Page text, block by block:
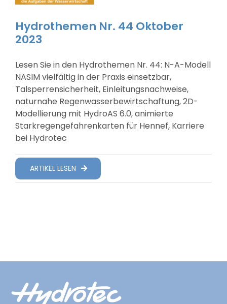
Hydrothemen Nr. 44 Oktober
2023
Lesen Sie in den Hydrothemen Nr. 44: N-A-Modell
NASIM vielfältig in der Praxis einsetzbar,
Talsperrensicherheit, Einleitungsnachweise,
naturnahe Regenwasserbewirtschaftung, 2D-
Modellierung mit HydroAS 6.0, animierte
Starkregengefahrenkarten für Hennef, Karriere
bei Hydrotec
ARTIKEL LESEN